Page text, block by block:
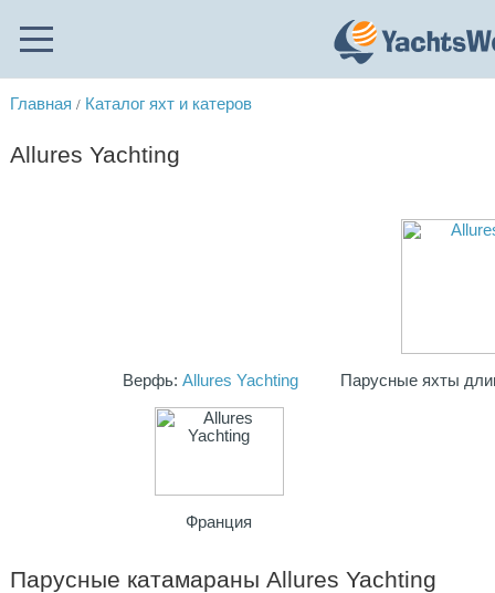
Главная / Каталог яхт и катеров
Allures Yachting
Верфь:Allures Yachting
Франция
Парусные яхты
Парусные катамараны Allures Yachting